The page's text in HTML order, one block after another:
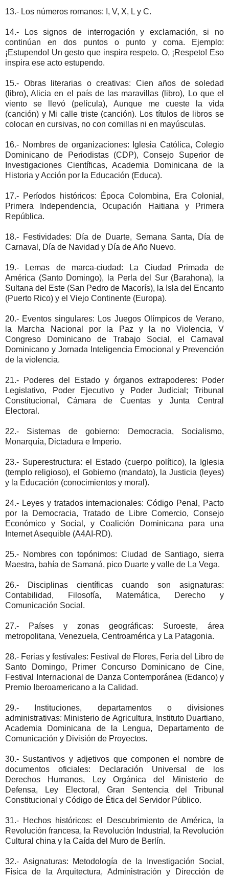
13.- Los números romanos: I, V, X, L y C.
14.- Los signos de interrogación y exclamación, si no
continúan en dos puntos o punto y coma. Ejemplo:
¡Estupendo! Un gesto que inspira respeto. O, ¡Respeto! Eso
inspira ese acto estupendo.
15.- Obras literarias o creativas: Cien años de soledad
(libro), Alicia en el país de las maravillas (libro), Lo que el
viento se llevó (película), Aunque me cueste la vida
(canción) y Mi calle triste (canción). Los títulos de libros se
colocan en cursivas, no con comillas ni en mayúsculas.
16.- Nombres de organizaciones: Iglesia Católica, Colegio
Dominicano de Periodistas (CDP), Consejo Superior de
Investigaciones Científicas, Academia Dominicana de la
Historia y Acción por la Educación (Educa).
17.- Períodos históricos: Época Colombina, Era Colonial,
Primera Independencia, Ocupación Haitiana y Primera
República.
18.- Festividades: Día de Duarte, Semana Santa, Día de
Carnaval, Día de Navidad y Día de Año Nuevo.
19.- Lemas de marca-ciudad: La Ciudad Primada de
América (Santo Domingo), la Perla del Sur (Barahona), la
Sultana del Este (San Pedro de Macorís), la Isla del Encanto
(Puerto Rico) y el Viejo Continente (Europa).
20.- Eventos singulares: Los Juegos Olímpicos de Verano,
la Marcha Nacional por la Paz y la no Violencia, V
Congreso Dominicano de Trabajo Social, el Carnaval
Dominicano y Jornada Inteligencia Emocional y Prevención
de la violencia.
21.- Poderes del Estado y órganos extrapoderes: Poder
Legislativo, Poder Ejecutivo y Poder Judicial; Tribunal
Constitucional, Cámara de Cuentas y Junta Central
Electoral.
22.- Sistemas de gobierno: Democracia, Socialismo,
Monarquía, Dictadura e Imperio.
23.- Superestructura: el Estado (cuerpo político), la Iglesia
(templo religioso), el Gobierno (mandato), la Justicia (leyes)
y la Educación (conocimientos y moral).
24.- Leyes y tratados internacionales: Código Penal, Pacto
por la Democracia, Tratado de Libre Comercio, Consejo
Económico y Social, y Coalición Dominicana para una
Internet Asequible (A4AI-RD).
25.- Nombres con topónimos: Ciudad de Santiago, sierra
Maestra, bahía de Samaná, pico Duarte y valle de La Vega.
26.- Disciplinas científicas cuando son asignaturas:
Contabilidad, Filosofía, Matemática, Derecho y
Comunicación Social.
27.- Países y zonas geográficas: Suroeste, área
metropolitana, Venezuela, Centroamérica y La Patagonia.
28.- Ferias y festivales: Festival de Flores, Feria del Libro de
Santo Domingo, Primer Concurso Dominicano de Cine,
Festival Internacional de Danza Contemporánea (Edanco) y
Premio Iberoamericano a la Calidad.
29.- Instituciones, departamentos o divisiones
administrativas: Ministerio de Agricultura, Instituto Duartiano,
Academia Dominicana de la Lengua, Departamento de
Comunicación y División de Proyectos.
30.- Sustantivos y adjetivos que componen el nombre de
documentos oficiales: Declaración Universal de los
Derechos Humanos, Ley Orgánica del Ministerio de
Defensa, Ley Electoral, Gran Sentencia del Tribunal
Constitucional y Código de Ética del Servidor Público.
31.- Hechos históricos: el Descubrimiento de América, la
Revolución francesa, la Revolución Industrial, la Revolución
Cultural china y la Caída del Muro de Berlín.
32.- Asignaturas: Metodología de la Investigación Social,
Física de la Arquitectura, Administración y Dirección de